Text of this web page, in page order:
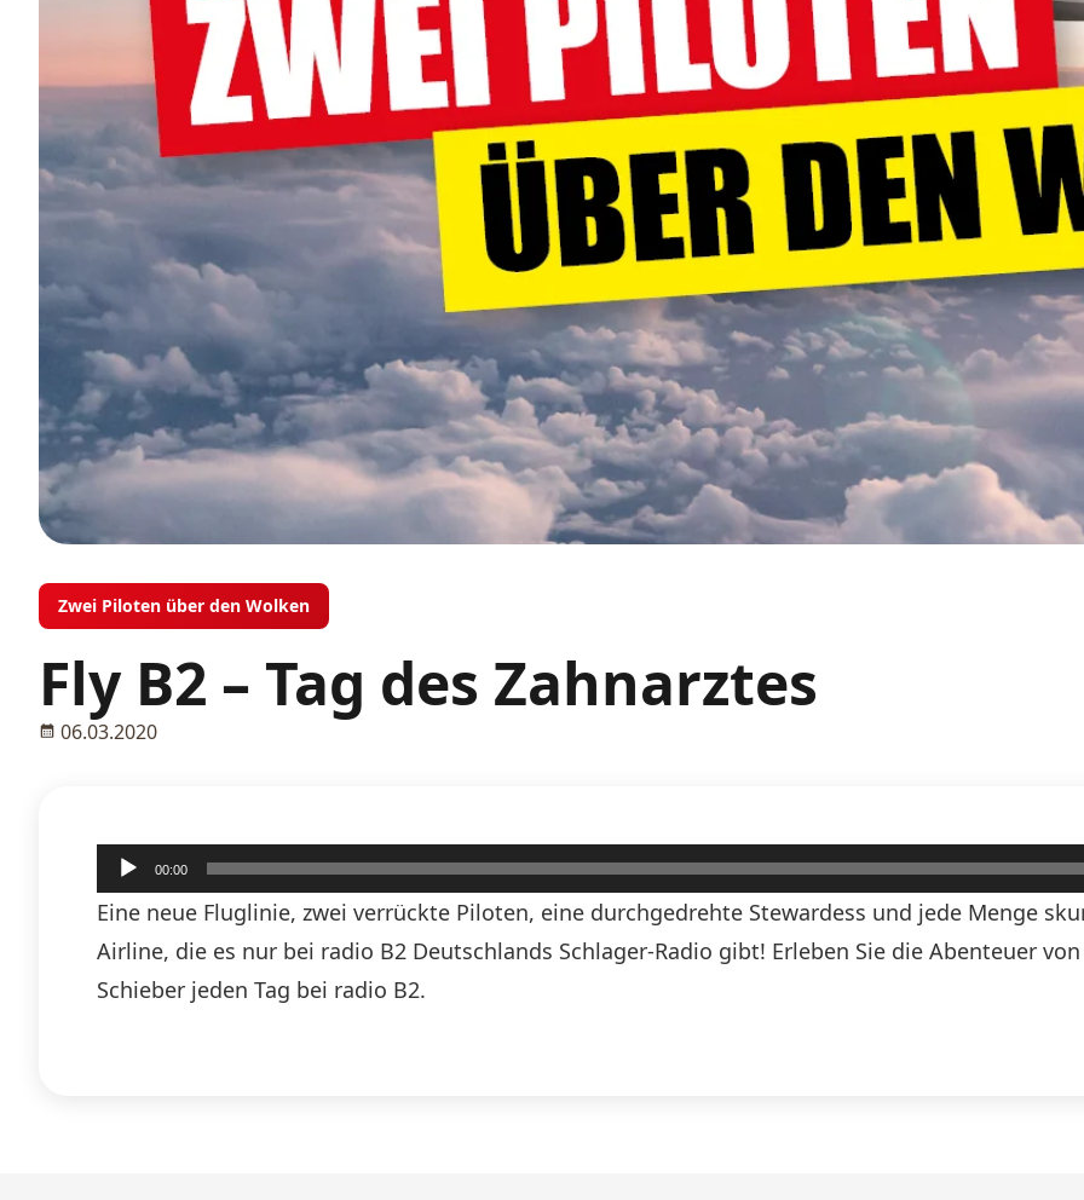
Zwei Piloten über den Wolken
Fly B2 – Tag des Zahnarztes
06.03.2020
Audio-
Player
00:00
Eine neue Fluglinie, zwei verrückte Piloten, eine durchgedrehte Stewardess und jede Menge
Airline, die es nur bei radio B2 Deutschlands Schlager-Radio gibt! Erleben Sie die Abenteuer
Schieber jeden Tag bei radio B2.